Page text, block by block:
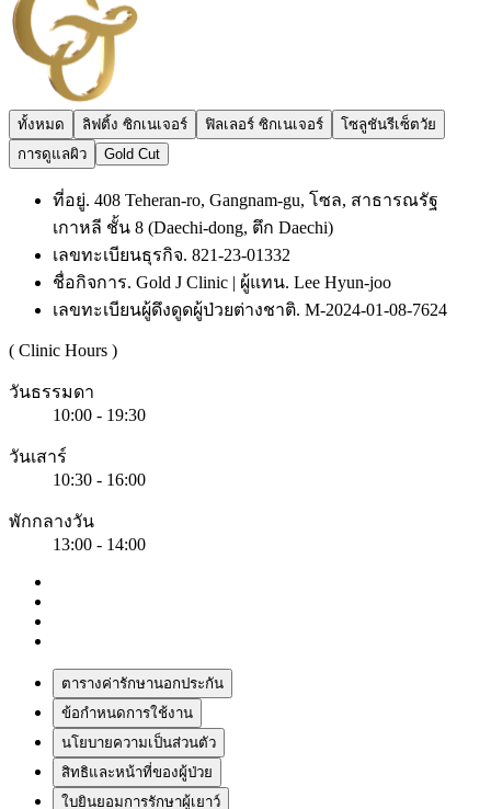
ทั้งหมด ลิฟติ้ง ซิกเนเจอร์ ฟิลเลอร์ ซิกเนเจอร์
โซลูชันรีเซ็ตวัย
การดูแลผิว
Gold Cut
ที่อยู่. 408 Teheran-ro, Gangnam-gu, โซล, สาธารณรัฐ
เกาหลี ชั้น 8 (Daechi-dong, ตึก Daechi)
เลขทะเบียนธุรกิจ. 821-23-01332
ชื่อกิจการ. Gold J Clinic | ผู้แทน. Lee Hyun-joo
เลขทะเบียนผู้ดึงดูดผู้ป่วยต่างชาติ. M-2024-01-08-7624
( Clinic Hours )
วันธรรมดา
10:00 - 19:30
วันเสาร์
10:30 - 16:00
พักกลางวัน
13:00 - 14:00
ตารางค่ารักษานอกประกัน
ข้อกำหนดการใช้งาน
นโยบายความเป็นส่วนตัว
สิทธิและหน้าที่ของผู้ป่วย
ใบยินยอมการรักษาผู้เยาว์